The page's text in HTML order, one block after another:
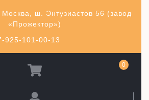
925-101-00-13
Москва, ш. Энтузиастов 56 (завод
«Прожектор»)
0